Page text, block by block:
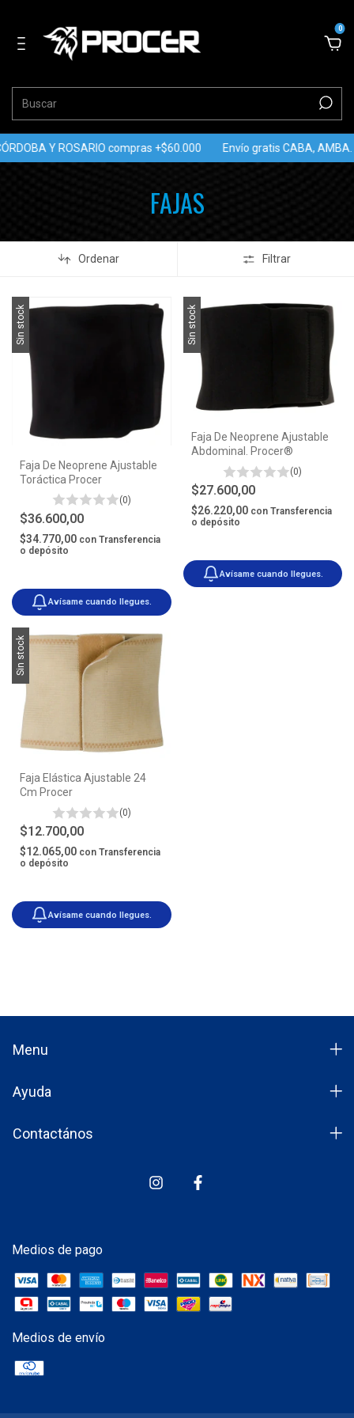
0
Y ROSARIO compras +$60.000 Envío gratis CABA, AMBA.
FAJAS
Ordenar Filtrar
Sin stock
Faja De Neoprene Ajustable
Toráctica Procer
(0)
$36.600,00
$34.770,00 con Transferencia
o depósito
Avísame cuando llegues.
Sin stock
Faja De Neoprene Ajustable
Abdominal. Procer®
(0)
$27.600,00
$26.220,00 con Transferencia
o depósito
Avísame cuando llegues.
Sin stock
Faja Elástica Ajustable 24
Cm Procer
(0)
$12.700,00
$12.065,00 con Transferencia
o depósito
Avísame cuando llegues.
Menu
Ayuda
Contactános
Medios de pago
Medios de envío